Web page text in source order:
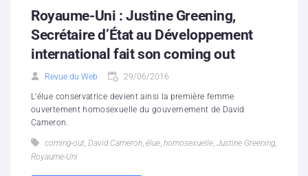
Royaume-Uni : Justine Greening,
Secrétaire d’État au Développement
international fait son coming out
Revue du Web 29/06/2016
L'élue conservatrice devient ainsi la première femme
ouvertement homosexuelle du gouvernement de David
Cameron.
coming-out, David Cameron, élue, homosexuelle, Justine Greening,
Royaume-Uni